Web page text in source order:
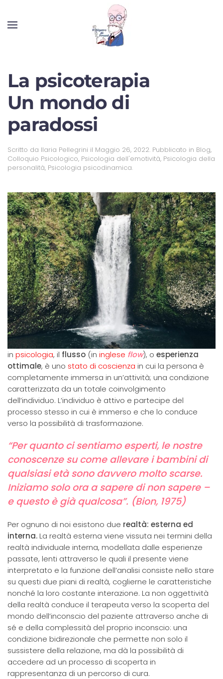
La psicoterapia
Un mondo di
paradossi
Scritto da Ilaria Pellegrini il Maggio 26, 2022. Pubblicato in Blog,
Colloquio Psicologico, Psicologia dell'emotività, Psicologia della
personalità, Psicologia psicodinamica.
in psicologia, il flusso (in inglese flow), o esperienza
ottimale, è uno stato di coscienza in cui la persona è
completamente immersa in un’attività; una condizione
caratterizzata da un totale coinvolgimento
dell’individuo. L’individuo è attivo e partecipe del
processo stesso in cui è immerso e che lo conduce
verso la possibilità di trasformazione.
“Per quanto ci sentiamo esperti, le nostre
conoscenze su come allevare i bambini di
qualsiasi età sono davvero molto scarse.
Iniziamo solo ora a sapere di non sapere –
e questo è già qualcosa”. (Bion, 1975)
Per ognuno di noi esistono due realtà: esterna ed
interna.La realtà esterna viene vissuta nei termini della
realtà individuale interna, modellata dalle esperienze
passate, lenti attraverso le quali il presente viene
interpretato e la funzione dell’analisi consiste nello stare
su questi due piani di realtà, coglierne le caratteristiche
nonché la loro costante interazione. La non oggettività
della realtà conduce il terapeuta verso la scoperta del
mondo dell’inconscio del paziente attraverso anche di
sé e della complessità del proprio inconscio: una
condizione bidirezionale che permette non solo il
sussistere della relazione, ma dà la possibilità di
accedere ad un processo di scoperta in
rappresentanza di un percorso di cura.